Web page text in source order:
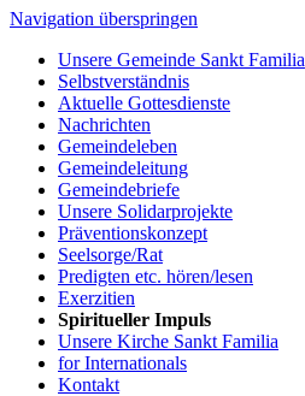
Navigation überspringen
Unsere Gemeinde Sankt Familia
Selbstverständnis
Aktuelle Gottesdienste
Nachrichten
Gemeindeleben
Gemeindeleitung
Gemeindebriefe
Unsere Solidarprojekte
Präventionskonzept
Seelsorge/Rat
Predigten etc. hören/lesen
Exerzitien
Spiritueller Impuls
Unsere Kirche Sankt Familia
for Internationals
Kontakt